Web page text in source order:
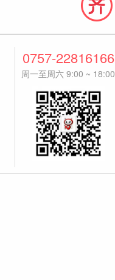
0757-22816166
周一至周六 9:00 ~ 18:00